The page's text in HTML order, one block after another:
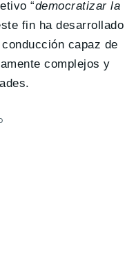
“democratizar la
fin ha desarrollado
capaz de
complejos y